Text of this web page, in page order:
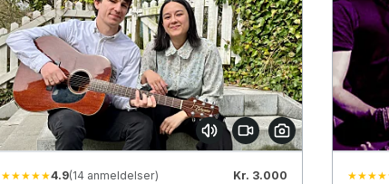
★★★★★4.9(14 anmeldelser) Kr. 3.000